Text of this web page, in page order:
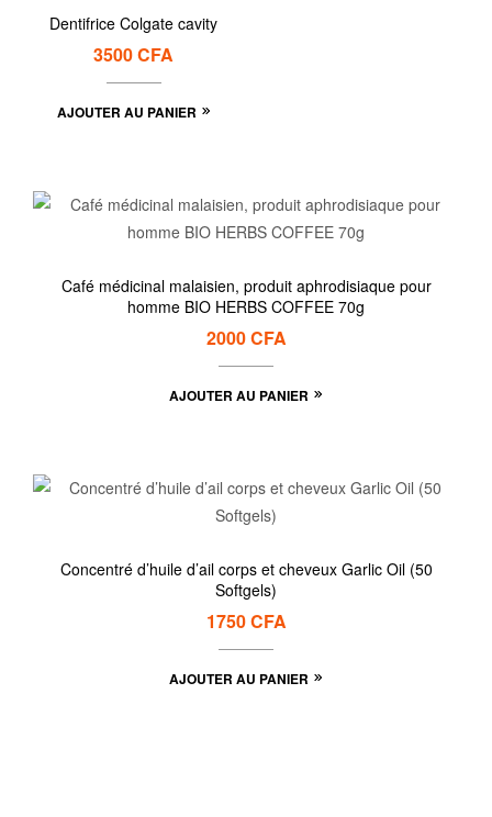
Dentifrice Colgate cavity
3500CFA
AJOUTER AU PANIER
Café médicinal malaisien, produit aphrodisiaque pour
homme BIO HERBS COFFEE 70g
2000CFA
AJOUTER AU PANIER
Concentré d’huile d’ail corps et cheveux Garlic Oil (50
Softgels)
1750CFA
AJOUTER AU PANIER